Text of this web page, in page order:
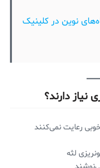
نوین در کلینیک
نیاز دارند؟
رعایت نمی‌کنند
لثه